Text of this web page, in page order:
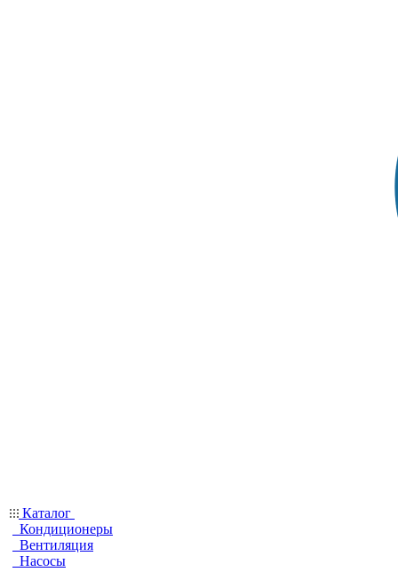
Каталог
Кондиционеры
Вентиляция
Насосы